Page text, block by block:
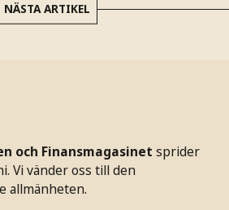
NÄSTA ARTIKEL
och Finansmagasinet sprider
Vi vänder oss till den
allmänheten.